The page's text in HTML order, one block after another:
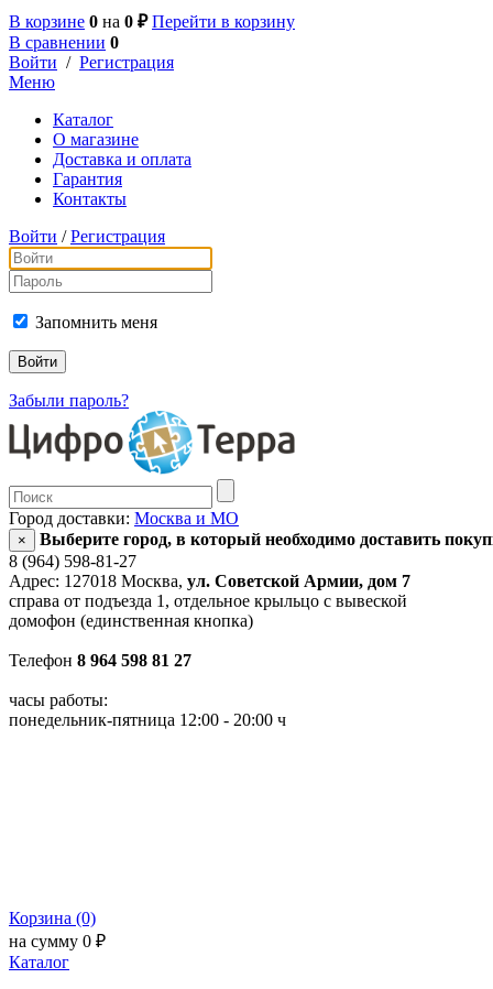
В корзине 0 на 0 ₽ Перейти в корзину
В сравнении 0
Войти / Регистрация
Меню
Каталог
О магазине
Доставка и оплата
Гарантия
Контакты
Войти / Регистрация
Запомнить меня
Забыли пароль?
Город доставки: Москва и МО
×
Выберите город, в который необходимо доставить
8 (964) 598-81-27
Адрес: 127018 Москва, ул. Советской Армии, дом 7
справа от подъезда 1, отдельное крыльцо с вывеской
домофон (единственная кнопка)
Телефон 8 964 598 81 27
часы работы:
понедельник-пятница 12:00 - 20:00 ч
Корзина (0)
на сумму 0 ₽
Каталог